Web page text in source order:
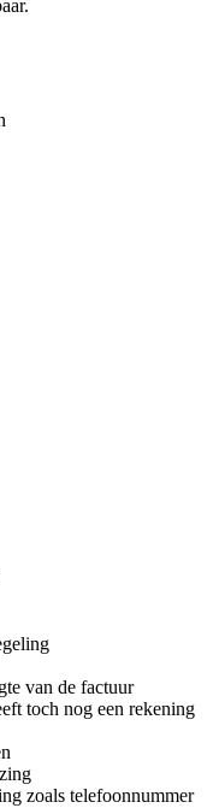
van de factuur
toch nog een rekening
zoals telefoonnummer